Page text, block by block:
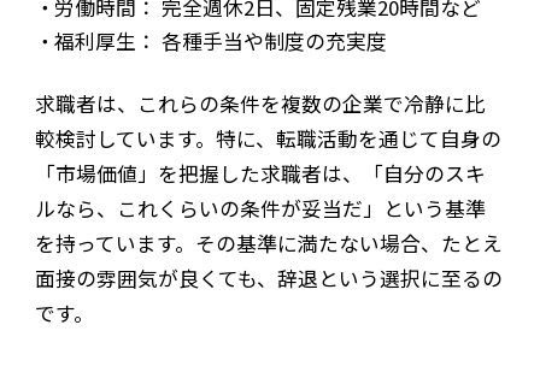
労働時間： 完全週休2日、固定残業20時間など
福利厚生： 各種手当や制度の充実度
求職者は、これらの条件を複数の企業で冷静に比
較検討しています。特に、転職活動を通じて自身の
「市場価値」を把握した求職者は、「自分のスキ
ルなら、これくらいの条件が妥当だ」という基準
を持っています。その基準に満たない場合、たとえ
面接の雰囲気が良くても、辞退という選択に至るの
です。